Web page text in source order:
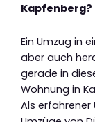
Kapfenberg?
Ein Umzug in
aber auch
gerade in
Wohnung in
Als